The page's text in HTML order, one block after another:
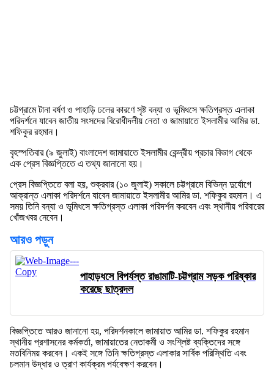
চট্টগ্রামে টানা বর্ষণ ও পাহাড়ি ঢলের কারণে সৃষ্ট বন্যা ও ভূমিধসে ক্ষতিগ্রস্ত এলাকা
পরিদর্শনে যাবেন জাতীয় সংসদের বিরোধীদলীয় নেতা ও জামায়াতে ইসলামীর আমির ডা.
শফিকুর রহমান।
বৃহস্পতিবার (৯ জুলাই) বাংলাদেশ জামায়াতে ইসলামীর কেন্দ্রীয় প্রচার বিভাগ থেকে
এক প্রেস বিজ্ঞপ্তিতে এ তথ্য জানানো হয়।
প্রেস বিজ্ঞপ্তিতে বলা হয়, শুক্রবার (১০ জুলাই) সকালে চট্টগ্রামে বিভিন্ন দুর্যোগে
আক্রান্ত এলাকা পরিদর্শনে যাবেন জামায়াতে ইসলামীর আমির ডা. শফিকুর রহমান। এ
সময় তিনি বন্যা ও ভূমিধসে ক্ষতিগ্রস্ত এলাকা পরিদর্শন করবেন এবং স্থানীয় পরিবারের
খোঁজখবর নেবেন।
আরও পড়ুন
পাহাড়ধসে বিপর্যস্ত রাঙামাটি-চট্টগ্রাম সড়ক পরিষ্কার
করেছে ছাত্রদল
বিজ্ঞপ্তিতে আরও জানানো হয়, পরিদর্শনকালে জামায়াত আমির ডা. শফিকুর রহমান
স্থানীয় প্রশাসনের কর্মকর্তা, জামায়াতের নেতাকর্মী ও সংশ্লিষ্ট ব্যক্তিদের সঙ্গে
মতবিনিময় করবেন। একই সঙ্গে তিনি ক্ষতিগ্রস্ত এলাকার সার্বিক পরিস্থিতি এবং
চলমান উদ্ধার ও ত্রাণ কার্যক্রম পর্যবেক্ষণ করবেন।